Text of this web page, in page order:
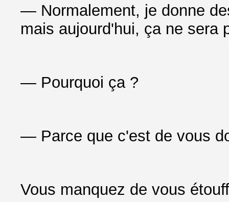
— Normalement, je donne
mais aujourd'hui, ça ne sera
— Pourquoi ça ?
— Parce que c'est de vous
Vous manquez de vous